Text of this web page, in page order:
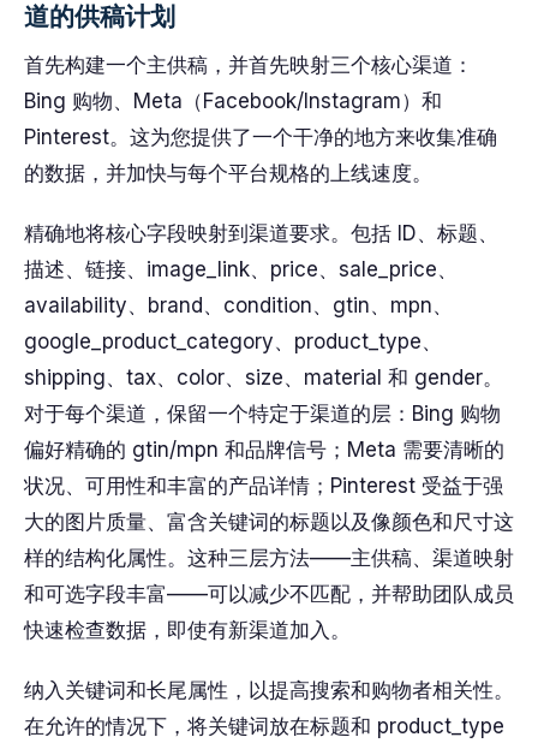
道的供稿计划
首先构建一个主供稿，并首先映射三个核心渠道：
Bing 购物、Meta（Facebook/Instagram）和
Pinterest。这为您提供了一个干净的地方来收集准确
的数据，并加快与每个平台规格的上线速度。
精确地将核心字段映射到渠道要求。包括 ID、标题、
描述、链接、image_link、price、sale_price、
availability、brand、condition、gtin、mpn、
google_product_category、product_type、
shipping、tax、color、size、material 和 gender。
对于每个渠道，保留一个特定于渠道的层：Bing 购物
偏好精确的 gtin/mpn 和品牌信号；Meta 需要清晰的
状况、可用性和丰富的产品详情；Pinterest 受益于强
大的图片质量、富含关键词的标题以及像颜色和尺寸这
样的结构化属性。这种三层方法——主供稿、渠道映射
和可选字段丰富——可以减少不匹配，并帮助团队成员
快速检查数据，即使有新渠道加入。
纳入关键词和长尾属性，以提高搜索和购物者相关性。
在允许的情况下，将关键词放在标题和 product_type